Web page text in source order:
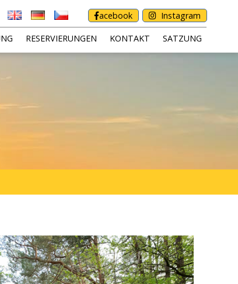
acebook Instagram
RESERVIERUNGEN KONTAKT SATZUNG